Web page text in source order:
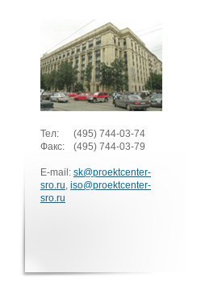
Тел: (495) 744-03-74
Факс:
(495) 744-03-79
E-mail: sk@proektcenter-
sro.ru, iso@proektcenter-
sro.ru